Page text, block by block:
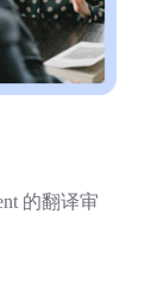
的翻译审